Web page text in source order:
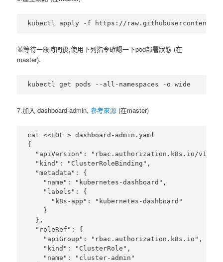
並等待一段時間後,使用下列指令確認一下pod部署狀態 (在
master).
7.加入 dashboard-admin,參考來源 (在master)
cat <<EOF > dashboard-admin.yaml
{
"apiVersion": "rbac.authorization.k8s.io/
  "kind": "ClusterRoleBinding",
  "metadata": {
    "name": "kubernetes-dashboard",
    "labels": {
      "k8s-app": "kubernetes-dashboard"
    }
  },
  "roleRef": {
    "apiGroup": "rbac.authorization.k8s.io",
    "kind": "ClusterRole",
    "name": "cluster-admin"